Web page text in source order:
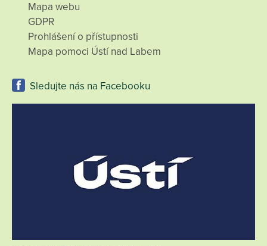
Mapa webu
GDPR
Prohlášení o přístupnosti
Mapa pomoci Ústí nad Labem
Sledujte nás na Facebooku